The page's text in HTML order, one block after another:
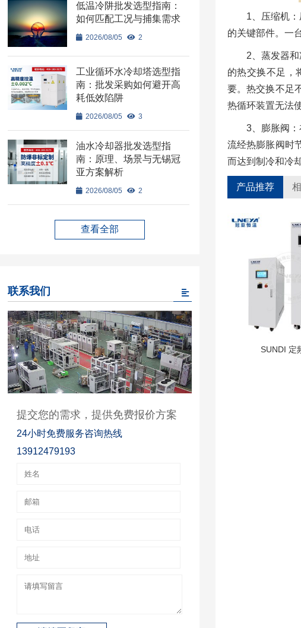
1、压缩机
的关键部件。一
2、蒸发器
的热交换不足，
要。热交换不足
热循环装置无法使
3、膨胀阀
流经热膨胀阀时
而达到制冷和冷
产品推荐
SUNDI 定
低温冷阱批发选型指南：
如何匹配工况与捕集需求
2026/08/05 2
工业循环水冷却塔选型指
南：批发采购如何避开高
耗低效陷阱
2026/08/05 3
油水冷却器批发选型指
南：原理、场景与无锡冠
亚方案解析
2026/08/05 2
查看全部
联系我们
提交您的需求，提供免费报价方案
24小时免费服务咨询热线
13912479193